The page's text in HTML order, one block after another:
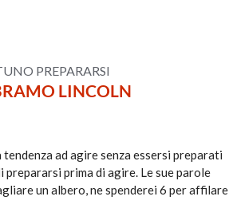
PREPARARSI
LINCOLN
ad agire senza essersi preparati
prepararsi prima di agire. Le sue parole
un albero, ne spenderei 6 per affilare